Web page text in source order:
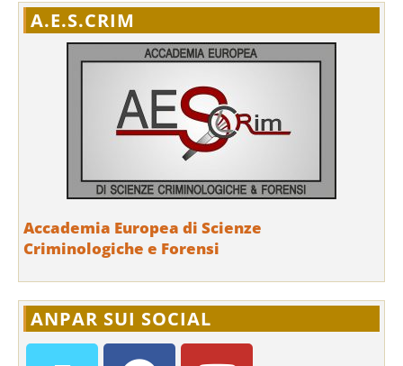
A.E.S.CRIM
Accademia Europea di Scienze
Criminologiche e Forensi
ANPAR SUI SOCIAL